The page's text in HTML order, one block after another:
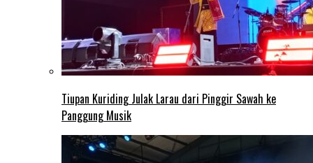
Tiupan Kuriding Julak Larau dari Pinggir Sawah ke
Panggung Musik